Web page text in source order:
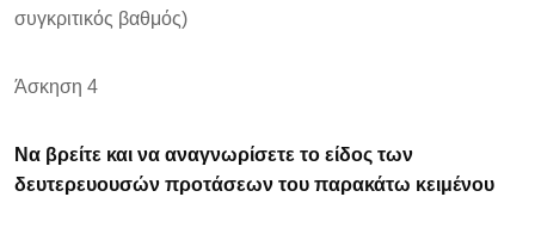
συγκριτικός βαθμός)
Άσκηση 4
Να βρείτε και να αναγνωρίσετε το είδος των
δευτερευουσών προτάσεων του παρακάτω κειμένου